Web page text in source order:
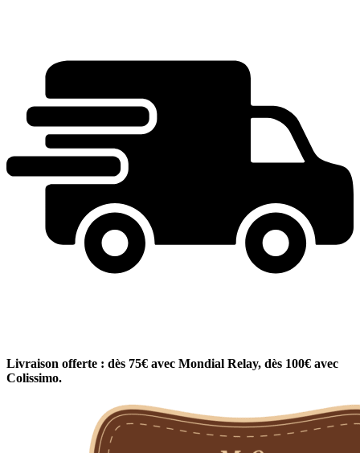
Livraison offerte : dès 75€ avec Mondial Relay, dès 100€ avec
Colissimo.